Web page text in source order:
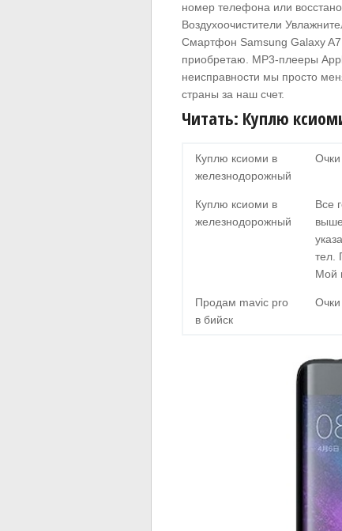
номер телефона или
Воздухоочистители
Смартфон Samsung Galaxy
приобретаю. MP3-плееры
неисправности мы просто
страны за наш счет.
Читать: Куплю
Куплю ксиоми в
железнодорожный
Куплю ксиоми в
железнодорожный
Все
тел.
Мой
Продам mavic pro
в бийск